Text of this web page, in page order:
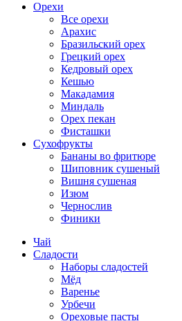
Орехи
Все орехи
Арахис
Бразильский орех
Грецкий орех
Кедровый орех
Кешью
Макадамия
Миндаль
Орех пекан
Фисташки
Сухофрукты
Бананы во фритюре
Шиповник сушеный
Вишня сушеная
Изюм
Чернослив
Финики
Чай
Сладости
Наборы сладостей
Мёд
Варенье
Урбечи
Ореховые пасты